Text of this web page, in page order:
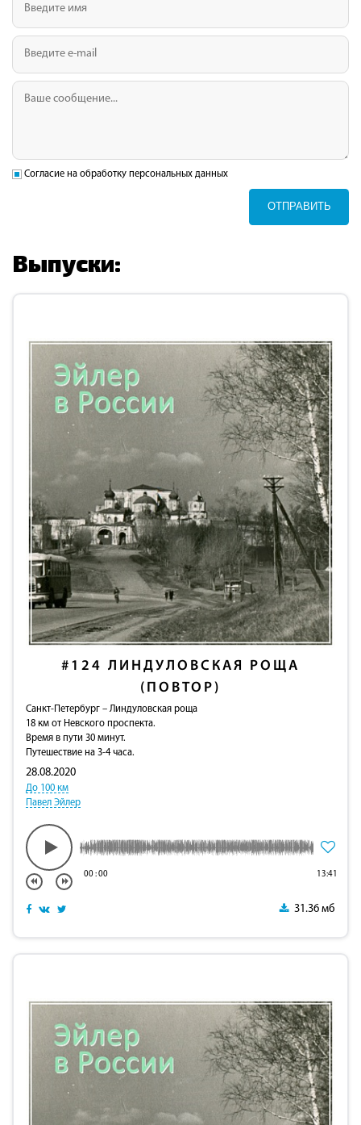
Согласие на обработку персональных данных
ОТПРАВИТЬ
Выпуски:
#124 ЛИНДУЛОВСКАЯ РОЩА
(ПОВТОР)
Санкт-Петербург – Линдуловская роща
18 км от Невского проспекта.
Время в пути 30 минут.
Путешествие на 3-4 часа.
28.08.2020
До 100 км
Павел Эйлер
00:00 13:41
31.36 мб